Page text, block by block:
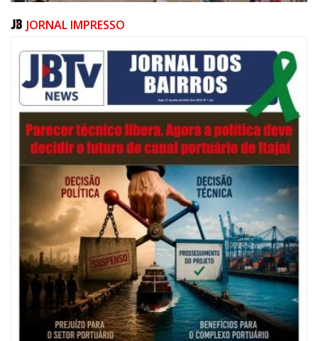
06/08/2026 | 07:00
Festival de Pesca de Praia vai celebrar o aniversário de Navegantes
ITAJAÍ
JORNAL IMPRESSO